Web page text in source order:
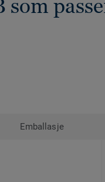
Emballasje